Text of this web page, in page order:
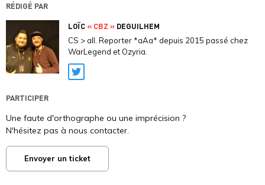
RÉDIGÉ PAR
LOÏC « CBZ » DEGUILHEM
CS > all. Reporter *aAa* depuis 2015 passé chez
WarLegend et Ozyria.
Twitter
PARTICIPER
Une faute d'orthographe ou une imprécision ?
N'hésitez pas à nous contacter.
Envoyer un ticket